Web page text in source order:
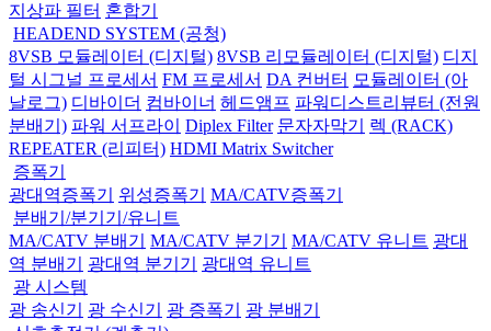
지상파 필터 혼합기
HEADEND SYSTEM (공청)
8VSB 모듈레이터 (디지털) 8VSB 리모듈레이터 (디지털) 디지
털 시그널 프로세서 FM 프로세서 DA 컨버터 모듈레이터 (아
날로그) 디바이더 컴바이너 헤드앰프 파워디스트리뷰터 (전원
분배기) 파워 서프라이 Diplex Filter 문자자막기
렉 (RACK)
REPEATER (리피터) HDMI Matrix Switcher
증폭기
광대역증폭기
위성증폭기
MA/CATV증폭기
분배기/분기기/유니트
MA/CATV 분배기
MA/CATV 분기기 MA/CATV 유니트 광대
역 분배기
광대역 분기기
광대역 유니트
광 시스템
광 송신기
광 수신기 광 증폭기
광 분배기